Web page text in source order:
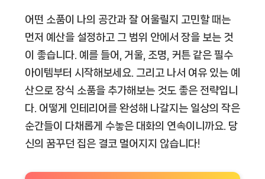
어떤 소품이 나의 공간과 잘 어울릴지 고민할 때는
먼저 예산을 설정하고 그 범위 안에서 장을 보는 것
이 좋습니다. 예를 들어, 거울, 조명, 커튼 같은 필수
아이템부터 시작해보세요. 그리고 나서 여유 있는 예
산으로 장식 소품을 추가해보는 것도 좋은 전략입니
다. 어떻게 인테리어를 완성해 나갈지는 일상의 작은
순간들이 다채롭게 수놓은 대화의 연속이니까요. 당
신의 꿈꾸던 집은 결코 멀어지지 않습니다!